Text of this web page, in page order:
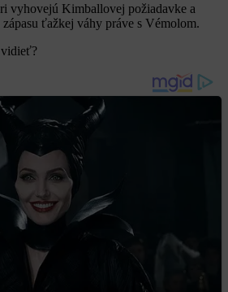
vyhovejú Kimballovej požiadavke a
ťažkej váhy práve s Vémolom.
vidieť?